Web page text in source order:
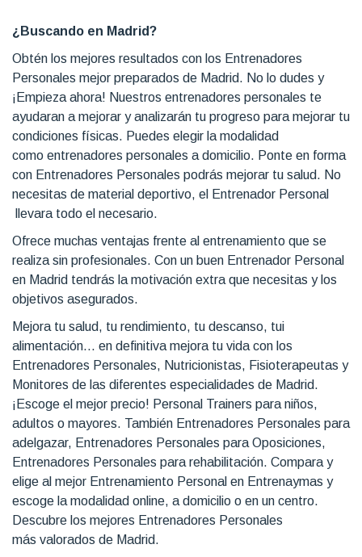
¿Buscando en Madrid?
Obtén los mejores resultados con los Entrenadores
Personales mejor preparados de Madrid. No lo dudes y
¡Empieza ahora! Nuestros entrenadores personales te
ayudaran a mejorar y analizarán tu progreso para mejorar tu
condiciones físicas. Puedes elegir la modalidad
como entrenadores personales a domicilio. Ponte en forma
con Entrenadores Personales podrás mejorar tu salud. No
necesitas de material deportivo, el Entrenador Personal
llevara todo el necesario.
Ofrece muchas ventajas frente al entrenamiento que se
realiza sin profesionales. Con un buen Entrenador Personal
en Madrid tendrás la motivación extra que necesitas y los
objetivos asegurados.
Mejora tu salud, tu rendimiento, tu descanso, tui
alimentación... en definitiva mejora tu vida con los
Entrenadores Personales, Nutricionistas, Fisioterapeutas y
Monitores de las diferentes especialidades de Madrid.
¡Escoge el mejor precio! Personal Trainers para niños,
adultos o mayores. También Entrenadores Personales para
adelgazar, Entrenadores Personales para Oposiciones,
Entrenadores Personales para rehabilitación. Compara y
elige al mejor Entrenamiento Personal en Entrenaymas y
escoge la modalidad online, a domicilio o en un centro.
Descubre los mejores Entrenadores Personales
más valorados de Madrid.